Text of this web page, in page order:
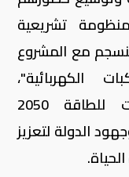
تشريعية
مع المشروع
الكهربائية"،
ومستهدفات إستراتيجية الإمارات للطاقة 2050
الحياد المناخي 2050، وجهود الدولة لتعزيز